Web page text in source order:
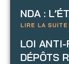
NDA :
LIRE LA SUITE
LOI ANTI-
DÉPÔTS